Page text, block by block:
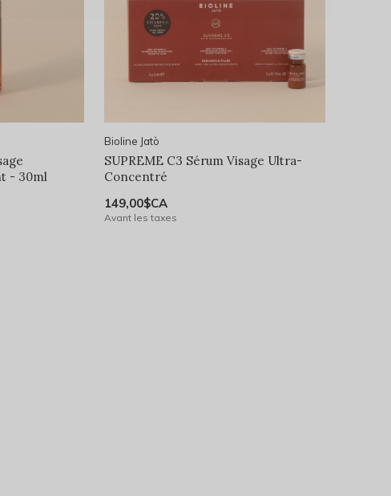
- 30ml
Bioline Jatò
SUPREME C3 Sérum Visage Ultra-
Concentré
149,00$CA
Avant les taxes